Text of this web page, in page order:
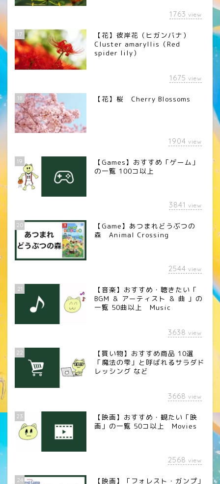
1763 view
17
【花】彼岸花（ヒガンバナ）
Cluster amaryllis（Red
spider lily）
1675 view
18 【花】桜 Cherry Blossoms
1904 view
19
【Games】おすすめ「ゲーム」
の一覧 100コ以上
3841 view
20
【Game】あつまれどうぶつの
森 Animal Crossing
2544 view
21
【音楽】おすすめ・聴きたい「
BGM ＆ アーティスト ＆ 曲 」の
一覧 50曲以上 Music
3638 view
22
【買い物】おすすめ商品 10選
「魔法の雫」と呼ばれるサラダド
レッシング など
3668 view
23
【映画】おすすめ・観たい「映
画」の一覧 50コ以上 Movies
2568 view
24
【映画】「フォレスト・ガンプ」